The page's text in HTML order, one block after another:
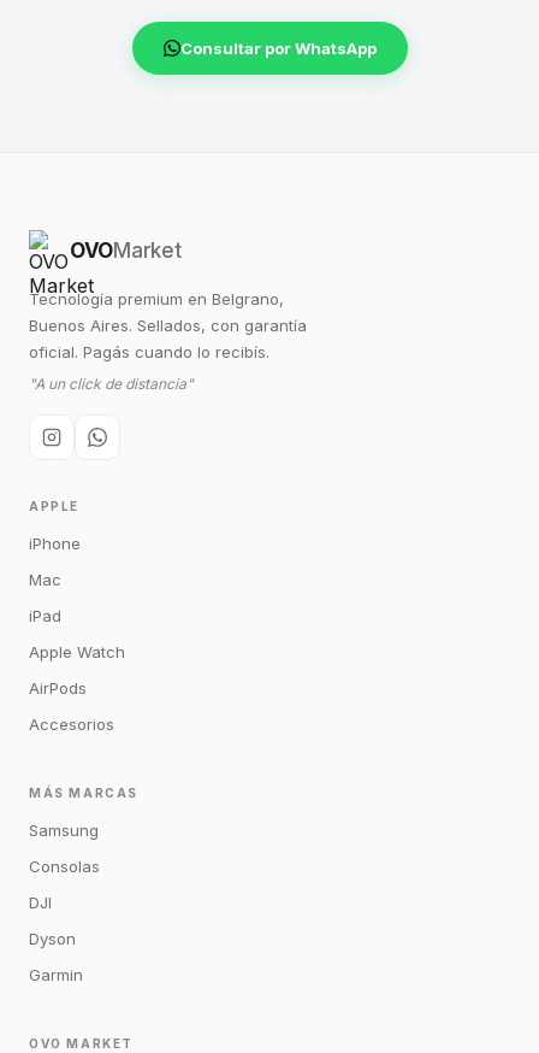
Consultar por WhatsApp
OVOMarket
Tecnología premium en Belgrano,
Buenos Aires. Sellados, con garantía
oficial. Pagás cuando lo recibís.
"A un click de distancia"
APPLE
iPhone
Mac
iPad
Apple Watch
AirPods
Accesorios
MÁS MARCAS
Samsung
Consolas
DJI
Dyson
Garmin
OVO MARKET